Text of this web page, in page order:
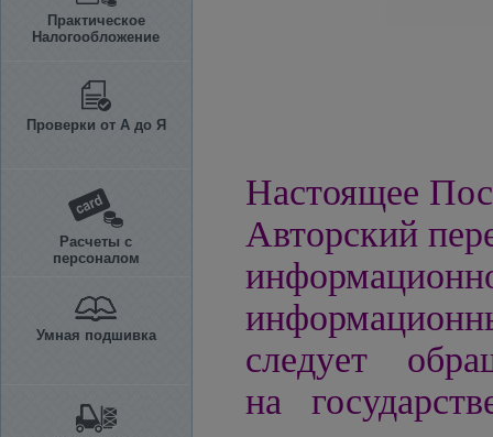
Практическое
Налогообложение
Проверки от А до Я
Расчеты с
персоналом
Умная подшивка
Настоящее
Авторский
следует
на